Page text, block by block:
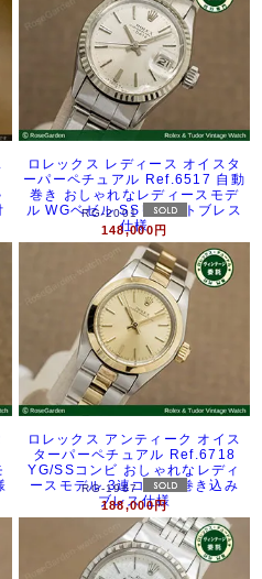
ロレックス レディース オイスタ
ーパーペチュアル Ref.6517 自動
巻き おしゃれなレディースモデ
ル WGベゼル SSリベットブレス
仕様
RG-2001
148,000円
ロレックス アンティーク オイス
ターパーペチュアル Ref.6718
YG/SSコンビ おしゃれなレディ
ースモデル 3連コンビ 巻き込み
ブレス仕様
RG-1967
188,000円